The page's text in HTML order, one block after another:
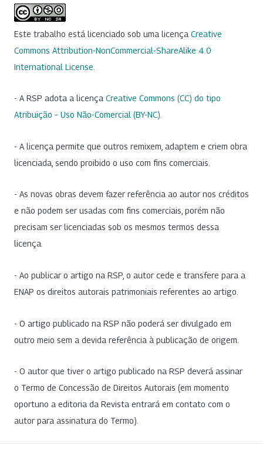
Este trabalho está licenciado sob uma licença Creative
Commons Attribution-NonCommercial-ShareAlike 4.0
International License
- A RSP adota a licença Creative Commons (CC) do tipo
Atribuição – Uso Não-Comercial (BY-NC)
- A licença permite que outros remixem, adaptem e criem obra
licenciada, sendo proibido o uso com fins comerciais.
- As novas obras devem fazer referência ao autor nos créditos
e não podem ser usadas com fins comerciais, porém não
precisam ser licenciadas sob os mesmos termos dessa
licença.
- Ao publicar o artigo na RSP, o autor cede e transfere para a
ENAP os direitos autorais patrimoniais referentes ao artigo.
- O artigo publicado na RSP não poderá ser divulgado em
outro meio sem a devida referência à publicação de origem.
- O autor que tiver o artigo publicado na RSP deverá assinar
o Termo de Concessão de Direitos Autorais (em momento
oportuno a editoria da Revista entrará em contato com o
autor para assinatura do Termo).